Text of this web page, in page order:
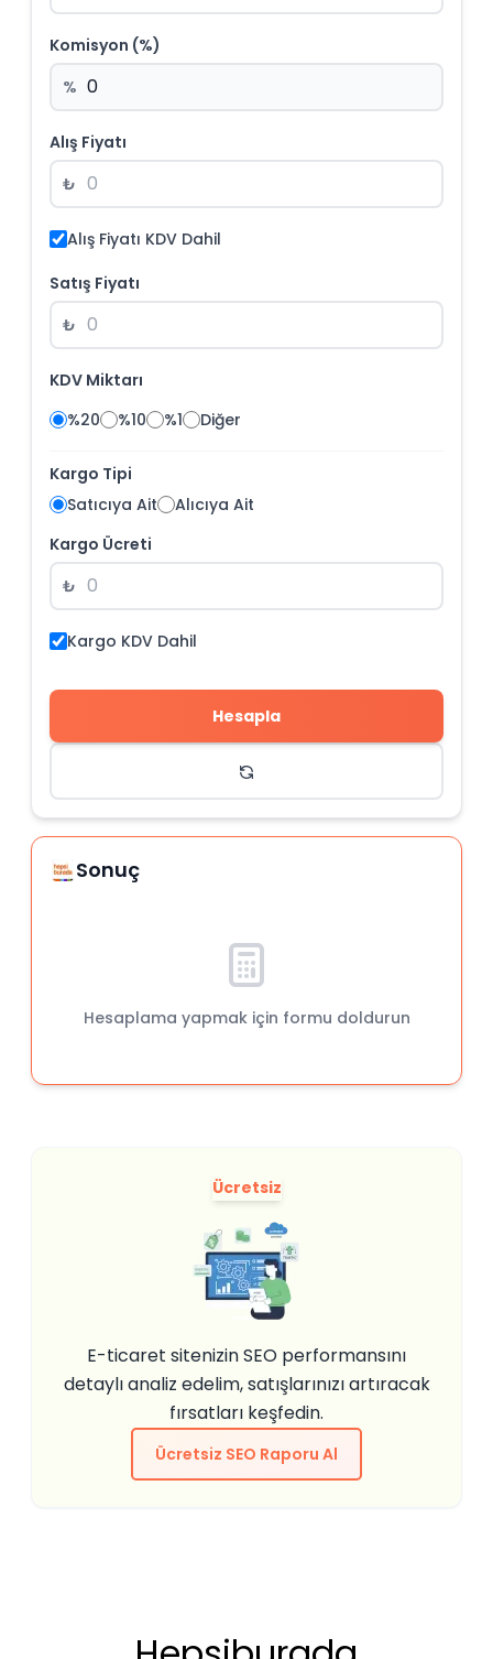
Komisyon (%)
%
Alış Fiyatı
₺
Alış Fiyatı KDV Dahil
Satış Fiyatı
₺
KDV Miktarı
%20
%10 %1 Diğer
Kargo Tipi
Satıcıya Ait
Alıcıya Ait
Kargo Ücreti
₺
Kargo KDV Dahil
Hesapla
Sonuç
Hesaplama yapmak için formu doldurun
Ücretsiz
E-ticaret sitenizin SEO performansını
detaylı analiz edelim, satışlarınızı artıracak
fırsatları keşfedin.
Ücretsiz SEO Raporu Al